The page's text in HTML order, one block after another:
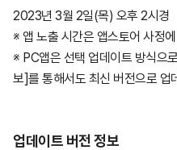
4월24일
4월9일
1월22일
12월2일
11월27일
9월4일
2024년
12월5일
11월21일
2023년
12월19일
2022년
7월23일
4월9일
2025년
11월27일
9월4일
2024년
11월21일
2026년
8월20일
5월20일
2025년
11월27일
2024년
웍스 경영지원
2026년
7월23일
2025년
AI 스튜디오
2026년
2023년 3월 2일(목) 오후 2시경
※ 앱 노출 시간은 앱스토어 사정
※ PC앱은 선택 업데이트 방식으
보]를 통해서도 최신 버전으로 업
업데이트 버전 정보